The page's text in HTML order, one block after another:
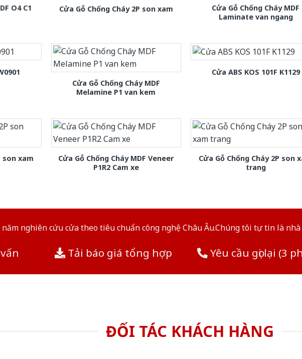
O4 C1
Cửa Gỗ Chống Cháy 2P son xam
Cửa Gỗ Chống Cháy MDF
Laminate van ngang
Cửa Gỗ Chống Cháy MDF
Melamine P1 van kem
Cửa ABS KOS 101F K1129
son xam
Cửa Gỗ Chống Cháy MDF Veneer
P1R2 Cam xe
Cửa Gỗ Chống Cháy 2P son
trang
nghiên cứu cửa theo tiêu chuẩn công nghệ Châu Âu.Chúng tôi tự tin là
Tải báo giá tổng hợp Yêu cầu gọi lại (3
ĐỐI TÁC KHÁCH HÀNG